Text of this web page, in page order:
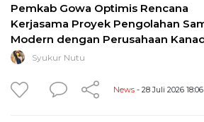
Pemkab Gowa Optimis Rencana
Kerjasama Proyek Pengolahan
Modern dengan Perusahaan
Syukur Nutu
News - 28 Juli 2026 18:06